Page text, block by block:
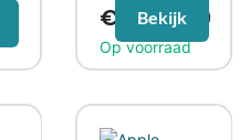
€ 1.099,99
Bekijk